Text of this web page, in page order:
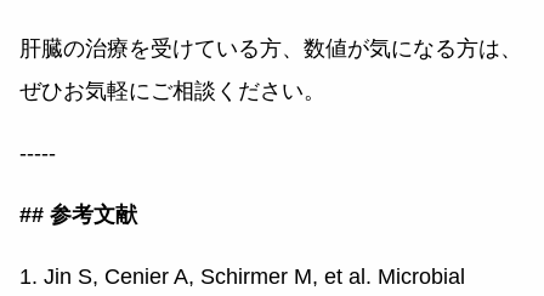
肝臓の治療を受けている方、数値が気になる方は、
ぜひお気軽にご相談ください。
-----
## 参考文献
1. Jin S, Cenier A, Schirmer M, et al. Microbial